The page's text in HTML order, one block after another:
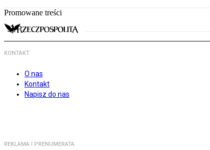
Promowane treści
KONTAKT
O nas
Kontakt
Napisz do nas
REKLAMA I PRENUMERATA